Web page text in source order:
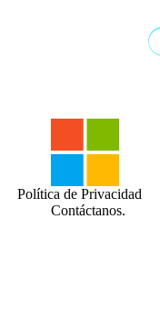
Contáctanos.
Política de Privacidad